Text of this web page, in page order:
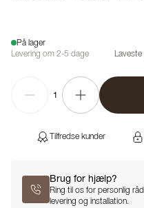
På lager
Levering om 2-5 dage
1
Tilfredse kunder
Brug for hjælp?
Ring til os for personlig
levering og installation.